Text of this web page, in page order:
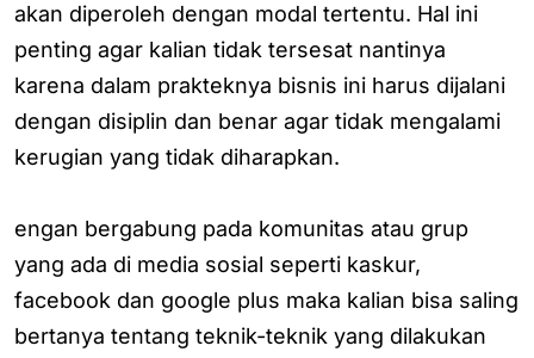
akan diperoleh dengan modal tertentu. Hal ini
penting agar kalian tidak tersesat nantinya
karena dalam prakteknya bisnis ini harus dijalani
dengan disiplin dan benar agar tidak mengalami
kerugian yang tidak diharapkan.
engan bergabung pada komunitas atau grup
yang ada di media sosial seperti kaskur,
facebook dan google plus maka kalian bisa saling
bertanya tentang teknik-teknik yang dilakukan